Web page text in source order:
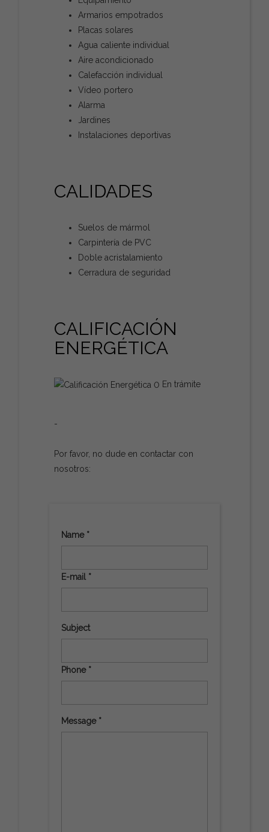
Armarios empotrados
Placas solares
Agua caliente individual
Aire acondicionado
Calefacción individual
Vídeo portero
Alarma
Jardines
Instalaciones deportivas
CALIDADES
Suelos de mármol
Carpintería de PVC
Doble acristalamiento
Cerradura de seguridad
CALIFICACIÓN
ENERGÉTICA
En trámite
-
Por favor, no dude en contactar con
nosotros:
Name *
E-mail *
Subject
Phone *
Message *